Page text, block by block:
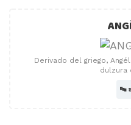
Derivado del griego,
dulzura
🔤